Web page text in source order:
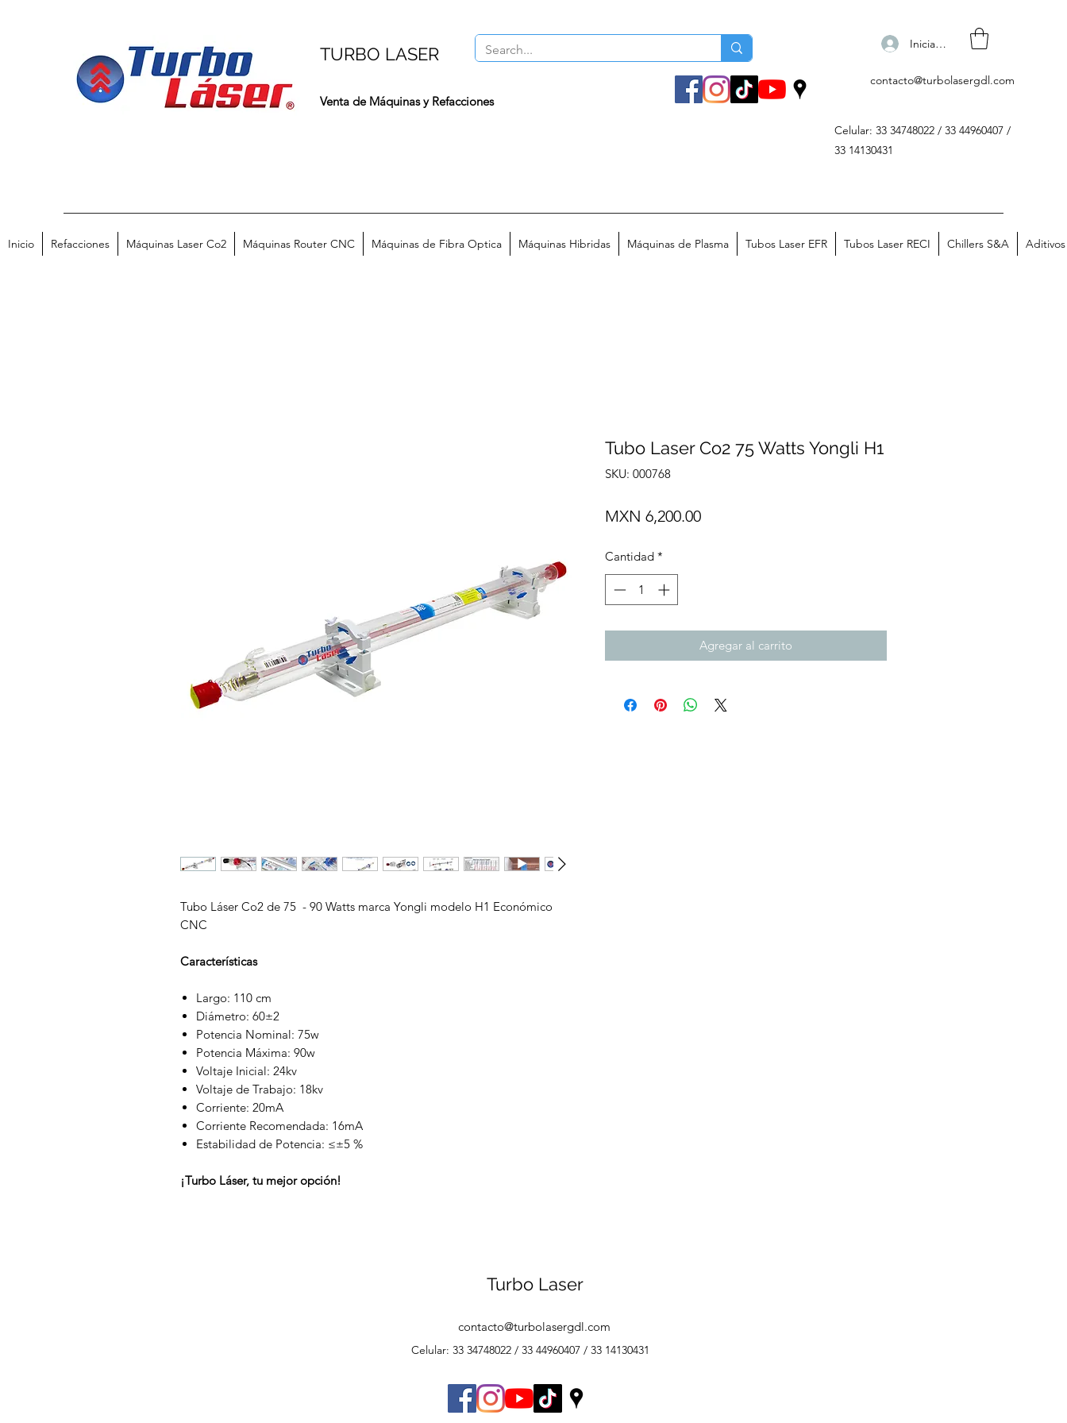
TURBO LASER
Venta de Máquinas y Refacciones
Iniciar sesión
contacto@turbolasergdl.com
Celular: 33 34748022 / 33 44960407 /
33 14130431
Inicio Refacciones Máquinas Laser Co2 Máquinas Router CNC Máquinas de Fibra Optica Máquinas Hibridas Máquinas de Plasma Tubos Laser EFR Tubos Laser RECI Chillers S&A
Tubo Láser Co2 de 75 - 90 Watts marca Yongli modelo H1 Económico
CNC
Características
Largo: 110 cm
Diámetro: 60±2
Potencia Nominal: 75w
Potencia Máxima: 90w
Voltaje Inicial: 24kv
Voltaje de Trabajo: 18kv
Corriente: 20mA
Corriente Recomendada: 16mA
Estabilidad de Potencia: ≤±5 %
¡Turbo Láser, tu mejor opción!
Tubo Laser Co2 75 Watts Yongli H1
SKU: 000768
MXN 6,200.00Precio
Cantidad *
Agregar al carrito
Turbo Laser
contacto@turbolasergdl.com
Celular: 33 34748022 / 33 44960407 / 33 14130431